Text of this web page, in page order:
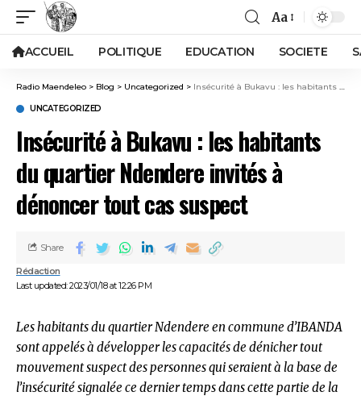
Aa
ACCUEIL POLITIQUE EDUCATION SOCIETE
Radio Maendeleo > Blog > Uncategorized > Insécurité à Bukavu : les habitants du quartier Ndendere invités à dénoncer tout cas suspect
UNCATEGORIZED
Insécurité à Bukavu : les habitants
du quartier Ndendere invités à
dénoncer tout cas suspect
Last updated: 2023/01/18 at 12:26 PM
Rédaction
Share
Les habitants du quartier Ndendere en commune d’IBANDA
sont appelés à développer les capacités de dénicher tout
mouvement suspect des personnes qui seraient à la base de
l’insécurité signalée ce dernier temps dans cette partie de la